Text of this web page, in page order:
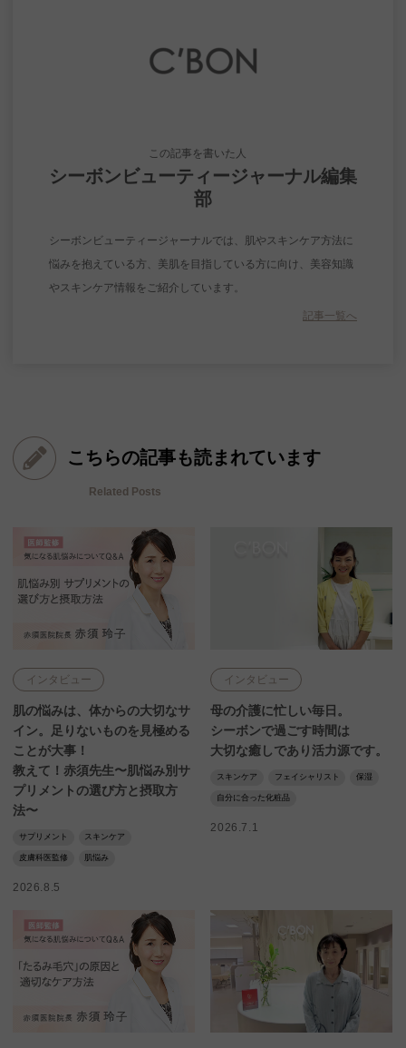
この記事を書いた人
シーボンビューティージャーナル編集
部
シーボンビューティージャーナルでは、肌やスキンケア方法に
悩みを抱えている方、美肌を目指している方に向け、美容知識
やスキンケア情報をご紹介しています。
記事一覧へ
こちらの記事も読まれています
Related Posts
インタビュー
肌の悩みは、体からの大切なサ
イン。足りないものを見極める
ことが大事！
教えて！赤須先生〜肌悩み別サ
プリメントの選び方と摂取方
法〜
サプリメント スキンケア
皮膚科医監修 肌悩み
2026.8.5
インタビュー
母の介護に忙しい毎日。
シーボンで過ごす時間は
大切な癒しであり活力源です。
スキンケア フェイシャリスト 保湿
自分に合った化粧品
2026.7.1